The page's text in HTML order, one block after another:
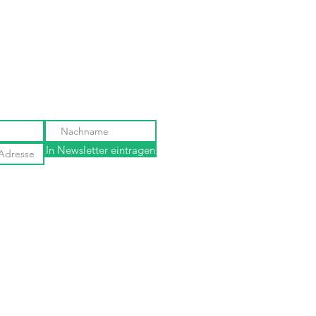
In Newsletter eintragen